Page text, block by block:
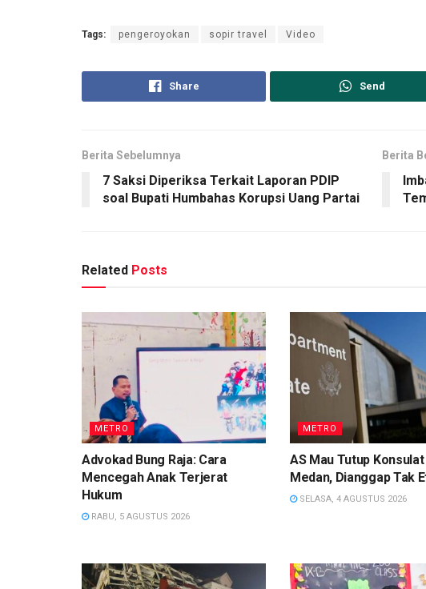
Tags: pengeroyokan sopir travel Video
Share Send
Berita Sebelumnya
7 Saksi Diperiksa Terkait Laporan PDIP
soal Bupati Humbahas Korupsi Uang Partai
Berita
Related Posts
METRO
Advokad Bung Raja: Cara
Mencegah Anak Terjerat
Hukum
RABU, 5 AGUSTUS 2026
METRO
AS Mau Tutup Konsulat
Medan, Dianggap Tak
SELASA, 4 AGUSTUS 2026